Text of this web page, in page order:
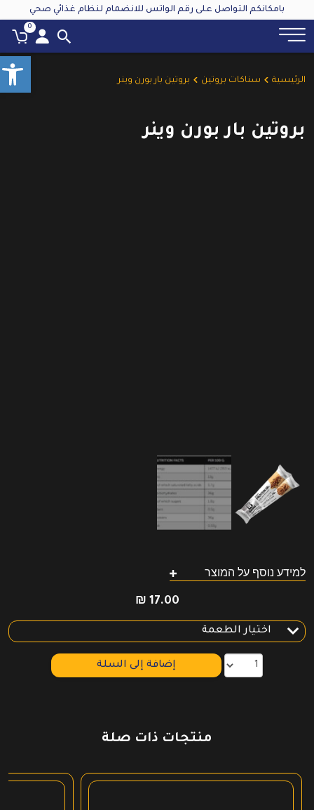
بامكانكم التواصل على رقم الواتس للانضمام لنظام غذائي صحي
0
الرئيسية سناكات بروتين بروتين بار بورن وينر
بروتين بار بورن وينر
למידע נוסף על המוצר
₪ 17.00
إضافة إلى السلة
منتجات ذات صلة